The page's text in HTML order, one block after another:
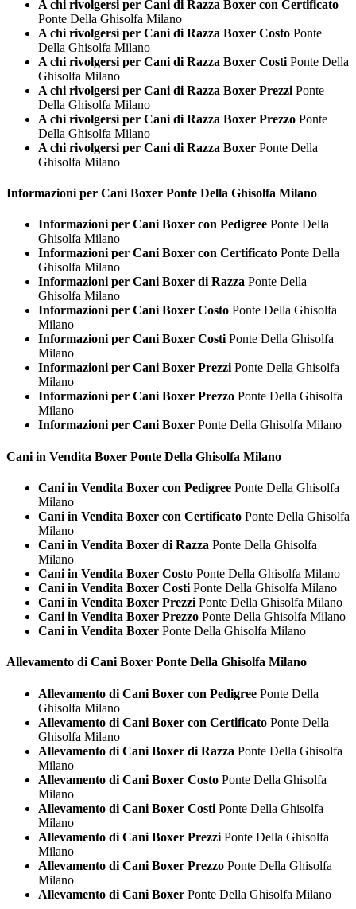
A chi rivolgersi per Cani di Razza Boxer con Certificato
Ponte Della Ghisolfa Milano
A chi rivolgersi per Cani di Razza Boxer Costo Ponte
Della Ghisolfa Milano
A chi rivolgersi per Cani di Razza Boxer Costi Ponte Della
Ghisolfa Milano
A chi rivolgersi per Cani di Razza Boxer Prezzi Ponte
Della Ghisolfa Milano
A chi rivolgersi per Cani di Razza Boxer Prezzo Ponte
Della Ghisolfa Milano
A chi rivolgersi per Cani di Razza Boxer Ponte Della
Ghisolfa Milano
Informazioni per Cani Boxer Ponte Della Ghisolfa Milano
Informazioni per Cani Boxer con Pedigree Ponte Della
Ghisolfa Milano
Informazioni per Cani Boxer con Certificato Ponte Della
Ghisolfa Milano
Informazioni per Cani Boxer di Razza Ponte Della
Ghisolfa Milano
Informazioni per Cani Boxer Costo Ponte Della Ghisolfa
Milano
Informazioni per Cani Boxer CostiPonte Della Ghisolfa
Milano
Informazioni per Cani Boxer PrezziPonte Della Ghisolfa
Milano
Informazioni per Cani Boxer Prezzo Ponte Della Ghisolfa
Milano
Informazioni per Cani Boxer Ponte Della Ghisolfa Milano
Cani in Vendita Boxer Ponte Della Ghisolfa Milano
Cani in Vendita Boxer con Pedigree Ponte Della Ghisolfa
Milano
Cani in Vendita Boxer con Certificato Ponte Della Ghisolfa
Milano
Cani in Vendita Boxer di Razza Ponte Della Ghisolfa
Milano
Cani in Vendita Boxer Costo Ponte Della Ghisolfa Milano
Cani in Vendita Boxer Costi Ponte Della Ghisolfa Milano
Cani in Vendita Boxer Prezzi Ponte Della Ghisolfa Milano
Cani in Vendita Boxer Prezzo Ponte Della Ghisolfa Milano
Cani in Vendita Boxer Ponte Della Ghisolfa Milano
Allevamento di Cani Boxer Ponte Della Ghisolfa Milano
Allevamento di Cani Boxer con Pedigree Ponte Della
Ghisolfa Milano
Allevamento di Cani Boxer con Certificato Ponte Della
Ghisolfa Milano
Allevamento di Cani Boxer di Razza Ponte Della Ghisolfa
Milano
Allevamento di Cani Boxer Costo Ponte Della Ghisolfa
Milano
Allevamento di Cani Boxer Costi Ponte Della Ghisolfa
Milano
Allevamento di Cani Boxer Prezzi Ponte Della Ghisolfa
Milano
Allevamento di Cani Boxer Prezzo Ponte Della Ghisolfa
Milano
Allevamento di Cani Boxer Ponte Della Ghisolfa Milano